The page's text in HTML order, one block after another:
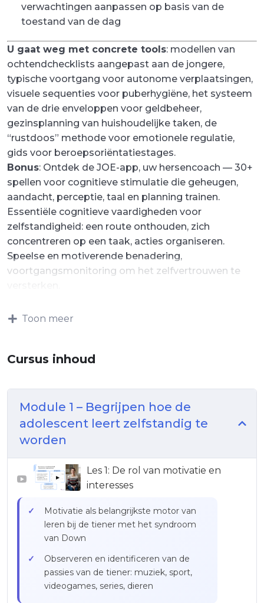
verwachtingen aanpassen op basis van de
toestand van de dag
U gaat weg met concrete tools: modellen van
ochtendchecklists aangepast aan de jongere,
typische voortgang voor autonome verplaatsingen,
visuele sequenties voor puberhygiëne, het systeem
van de drie enveloppen voor geldbeheer,
gezinsplanning van huishoudelijke taken, de
“rustdoos” methode voor emotionele regulatie,
gids voor beroepsoriëntatiestages.
Bonus: Ontdek de JOE-app, uw hersencoach — 30+
spellen voor cognitieve stimulatie die geheugen,
aandacht, perceptie, taal en planning trainen.
Essentiële cognitieve vaardigheden voor
zelfstandigheid: een route onthouden, zich
concentreren op een taak, acties organiseren.
Speelse en motiverende benadering,
voortgangsmonitoring om het zelfvertrouwen te
Toon meer
Cursus inhoud
Module 1 – Begrijpen hoe de
adolescent leert zelfstandig te
worden
▶
Les 1: De rol van motivatie en
interesses
Motivatie als belangrijkste motor van
leren bij de tiener met het syndroom
van Down
Observeren en identificeren van de
passies van de tiener: muziek, sport,
videogames, series, dieren